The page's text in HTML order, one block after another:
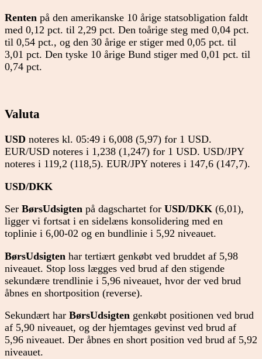
Renten på den amerikanske 10 årige statsobligation faldt
med 0,12 pct. til 2,29 pct. Den toårige steg med 0,04 pct.
til 0,54 pct., og den 30 årige er stiger med 0,05 pct. til
3,01 pct. Den tyske 10 årige Bund stiger med 0,01 pct. til
0,74 pct.
Valuta
USD noteres kl. 05:49 i 6,008 (5,97) for 1 USD.
EUR/USD noteres i 1,238 (1,247) for 1 USD. USD/JPY
noteres i 119,2 (118,5). EUR/JPY noteres i 147,6 (147,7).
USD/DKK
Ser BørsUdsigten på dagschartet for USD/DKK (6,01),
ligger vi fortsat i en sidelæns konsolidering med en
toplinie i 6,00-02 og en bundlinie i 5,92 niveauet.
BørsUdsigten har tertiært genkøbt ved bruddet af 5,98
niveauet. Stop loss lægges ved brud af den stigende
sekundære trendlinie i 5,96 niveauet, hvor der ved brud
åbnes en shortposition (reverse).
Sekundært har BørsUdsigten genkøbt positionen ved brud
af 5,90 niveauet, og der hjemtages gevinst ved brud af
5,96 niveauet. Der åbnes en short position ved brud af 5,92
niveauet.